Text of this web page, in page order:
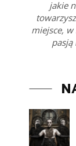
jakie
miejsce,
pasją